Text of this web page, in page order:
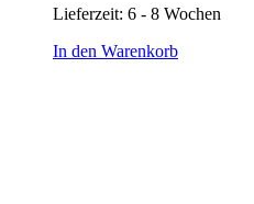
Lieferzeit: 6 - 8 Wochen
In den Warenkorb